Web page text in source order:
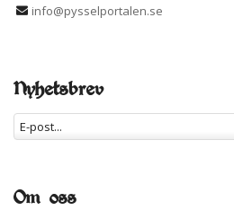
info@pysselportalen.se
Nyhetsbrev
Om oss